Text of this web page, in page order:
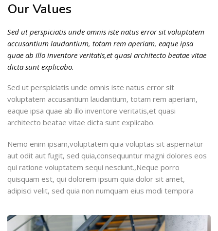
Our Values
Sed ut perspiciatis unde omnis iste natus error sit voluptatem
accusantium laudantium, totam rem aperiam, eaque ipsa
quae ab illo inventore veritatis,et quasi architecto beatae vitae
dicta sunt explicabo.
Sed ut perspiciatis unde omnis iste natus error sit
voluptatem accusantium laudantium, totam rem aperiam,
eaque ipsa quae ab illo inventore veritatis,et quasi
architecto beatae vitae dicta sunt explicabo.
Nemo enim ipsam,voluptatem quia voluptas sit aspernatur
aut odit aut fugit, sed quia,consequuntur magni dolores eos
qui ratione voluptatem sequi nesciunt.,Neque porro
quisquam est, qui dolorem ipsum quia dolor sit amet,
adipisci velit, sed quia non numquam eius modi tempora